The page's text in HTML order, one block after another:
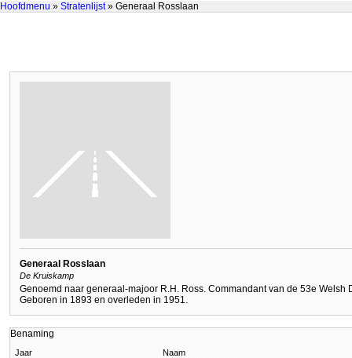
Hoofdmenu » Stratenlijst» Generaal Rosslaan
Generaal Rosslaan
De Kruiskamp
Genoemd naar generaal-majoor R.H. Ross. Commandant van de 53e
Geboren in 1893 en overleden in 1951.
Benaming
Jaar
Naam